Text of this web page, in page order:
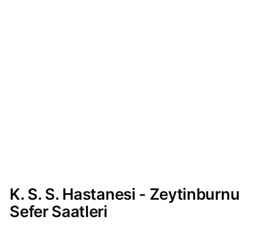
K. S. S. Hastanesi - Zeytinburnu
Sefer Saatleri